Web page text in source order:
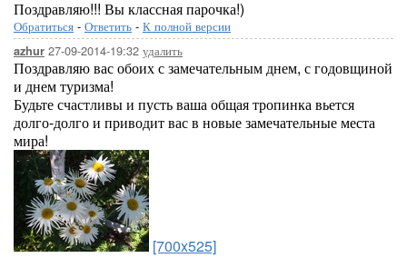
Поздравляю!!! Вы классная парочка!)
Обратиться - Ответить - К полной версии
azhur 27-09-2014-19:32 удалить
Поздравляю вас обоих с замечательным днем, с годовщиной
и днем туризма!
Будьте счастливы и пусть ваша общая тропинка вьется
долго-долго и приводит вас в новые замечательные места
мира!
[700x525]